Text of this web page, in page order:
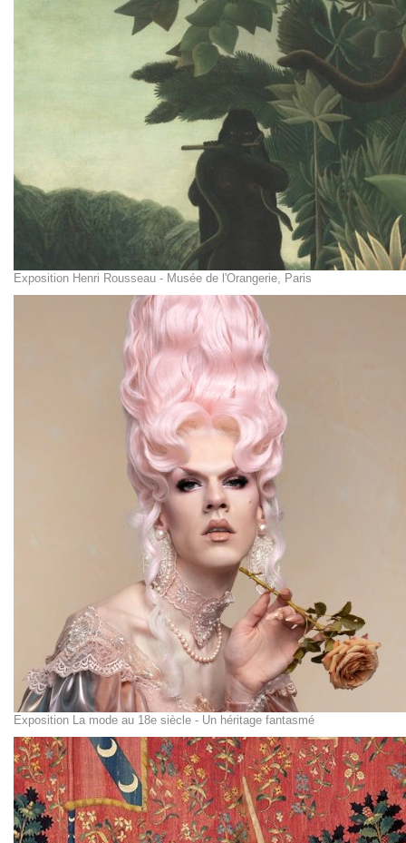
Exposition Henri Rousseau - Musée de l'Orangerie, Paris
Exposition La mode au 18e siècle - Un héritage fantasmé